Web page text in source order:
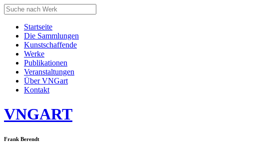
Startseite
Die Sammlungen
Kunstschaffende
Werke
Publikationen
Veranstaltungen
Über VNGart
Kontakt
VNGART
Frank Berendt